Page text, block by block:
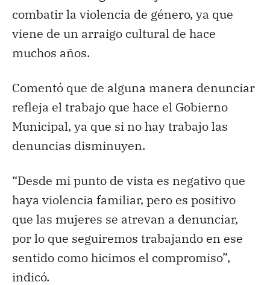
combatir la violencia de género, ya que
viene de un arraigo cultural de hace
muchos años.
Comentó que de alguna manera denunciar
refleja el trabajo que hace el Gobierno
Municipal, ya que si no hay trabajo las
denuncias disminuyen.
“Desde mi punto de vista es negativo que
haya violencia familiar, pero es positivo
que las mujeres se atrevan a denunciar,
por lo que seguiremos trabajando en ese
sentido como hicimos el compromiso”,
indicó.